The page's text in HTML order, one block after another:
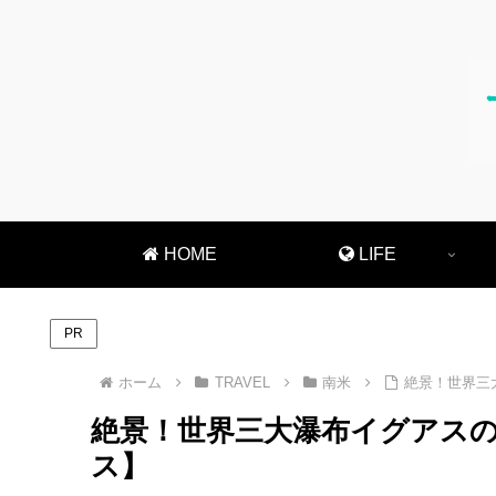
HOME LIFE
PR
ホーム TRAVEL 南米 絶景！世界三
絶景！世界三大瀑布イグアス
ス】